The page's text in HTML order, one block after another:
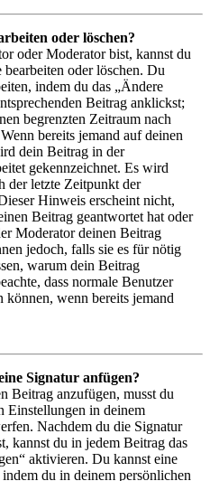
oder löschen?
oder Moderator bist, kannst du
oder löschen. Du
indem du das „Ändere
Beitrag anklickst;
begrenzten Zeitraum nach
bereits jemand auf deinen
dein Beitrag in der
gekennzeichnet. Es wird
der letzte Zeitpunkt der
Hinweis erscheint nicht,
Beitrag geantwortet hat oder
Moderator deinen Beitrag
jedoch, falls sie es für nötig
warum dein Beitrag
dass normale Benutzer
können, wenn bereits jemand
Signatur anfügen?
Beitrag anzufügen, musst du
Einstellungen in deinem
Nachdem du die Signatur
kannst du in jedem Beitrag das
aktivieren. Du kannst eine
du in deinem persönlichen